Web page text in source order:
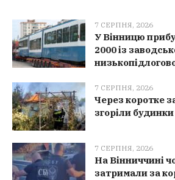
7 СЕРПНЯ, 2026
У Вінницю
2000 із
7 СЕРПНЯ, 2026
Через коротке
згоріли
7 СЕРПНЯ, 2026
На Вінниччині
затримали за